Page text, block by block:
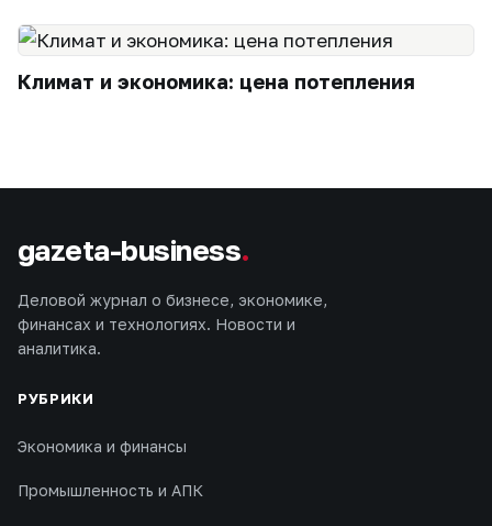
Климат и экономика: цена потепления
gazeta-business.
Деловой журнал о бизнесе, экономике,
финансах и технологиях. Новости и
аналитика.
РУБРИКИ
Экономика и финансы
Промышленность и АПК